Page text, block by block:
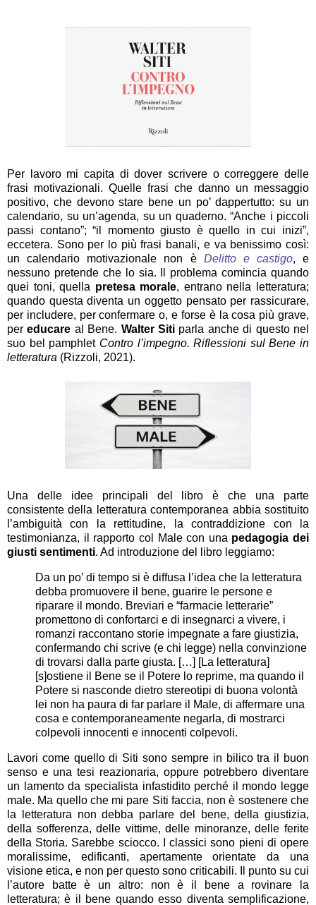
Per lavoro mi capita di dover scrivere o correggere delle
frasi motivazionali. Quelle frasi che danno un messaggio
positivo, che devono stare bene un po’ dappertutto: su un
calendario, su un’agenda, su un quaderno. “Anche i piccoli
passi contano”; “il momento giusto è quello in cui inizi”,
eccetera. Sono per lo più frasi banali, e va benissimo così:
un calendario motivazionale non è Delitto e castigo, e
nessuno pretende che lo sia. Il problema comincia quando
quei toni, quella pretesa morale, entrano nella letteratura;
quando questa diventa un oggetto pensato per rassicurare,
per includere, per confermare o, e forse è la cosa più grave,
pereducare al Bene. Walter Siti parla anche di questo nel
suo bel pamphlet Contro l’impegno. Riflessioni sul Bene in
letteratura (Rizzoli, 2021).
Una delle idee principali del libro è che una parte
consistente della letteratura contemporanea abbia sostituito
l’ambiguità con la rettitudine, la contraddizione con la
testimonianza, il rapporto col Male con una pedagogia dei
giusti sentimenti. Ad introduzione del libro leggiamo:
Da un po’ di tempo si è diffusa l’idea che la letteratura
debba promuovere il bene, guarire le persone e
riparare il mondo. Breviari e “farmacie letterarie”
promettono di confortarci e di insegnarci a vivere, i
romanzi raccontano storie impegnate a fare giustizia,
confermando chi scrive (e chi legge) nella convinzione
di trovarsi dalla parte giusta. […] [La letteratura]
[s]ostiene il Bene se il Potere lo reprime, ma quando il
Potere si nasconde dietro stereotipi di buona volontà
lei non ha paura di far parlare il Male, di affermare una
cosa e contemporaneamente negarla, di mostrarci
colpevoli innocenti e innocenti colpevoli.
Lavori come quello di Siti sono sempre in bilico tra il buon
senso e una tesi reazionaria, oppure potrebbero diventare
un lamento da specialista infastidito perché il mondo legge
male. Ma quello che mi pare Siti faccia, non è sostenere che
la letteratura non debba parlare del bene, della giustizia,
della sofferenza, delle vittime, delle minoranze, delle ferite
della Storia. Sarebbe sciocco. I classici sono pieni di opere
moralissime, edificanti, apertamente orientate da una
visione etica, e non per questo sono criticabili. Il punto su cui
l’autore batte è un altro: non è il bene a rovinare la
letteratura; è il bene quando esso diventa semplificazione,